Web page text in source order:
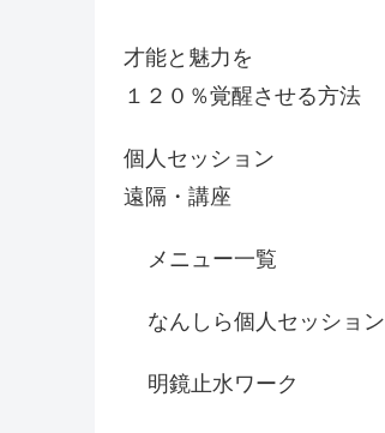
才能と魅力を
１２０％覚醒させる方法
個人セッション
遠隔・講座
メニュー一覧
なんしら個人セッション
明鏡止水ワーク